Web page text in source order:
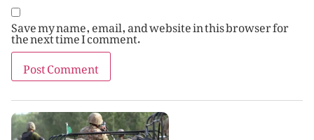
Save my name, email, and website in this browser for
the next time I comment.